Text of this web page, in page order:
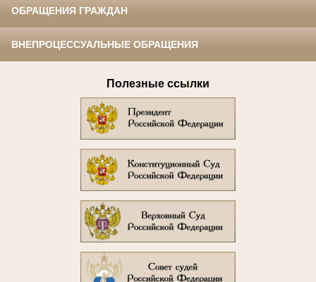
ОБРАЩЕНИЯ ГРАЖДАН
ВНЕПРОЦЕССУАЛЬНЫЕ ОБРАЩЕНИЯ
Полезные ссылки